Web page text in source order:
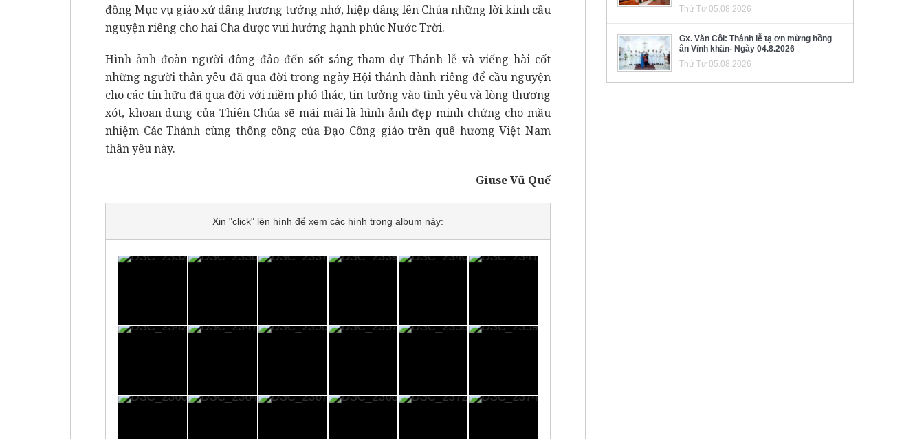
đồng Mục vụ giáo xứ dâng hương tưởng nhớ, hiệp dâng lên Chúa những lời kinh cầu
nguyện riêng cho hai Cha được vui hưởng hạnh phúc Nước Trời.
Hình ảnh đoàn người đông đảo đến sốt sáng tham dự Thánh lễ và viếng hài cốt
những người thân yêu đã qua đời trong ngày Hội thánh dành riêng để cầu nguyện
cho các tín hữu đã qua đời với niềm phó thác, tin tưởng vào tình yêu và lòng thương
xót, khoan dung của Thiên Chúa sẽ mãi mãi là hình ảnh đẹp minh chứng cho mầu
nhiệm Các Thánh cùng thông công của Đạo Công giáo trên quê hương Việt Nam
thân yêu này.
Giuse Vũ Quế
Xin "click" lên hình để xem các hình trong album này:
Thứ Tư 05.08.2026
Gx. Văn Côi: Thánh lễ tạ ơn mừng hồng
ân Vĩnh khấn- Ngày 04.8.2026
Thứ Tư 05.08.2026